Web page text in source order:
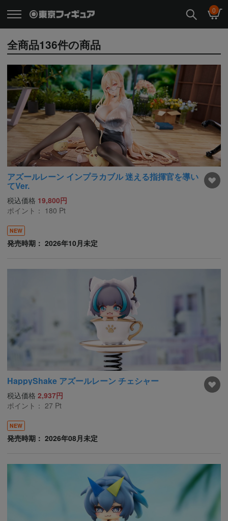
0
全商品136件の商品
アズールレーン インプラカブル 迷える指揮官を導い
てVer.
税込価格 19,800円
ポイント： 180 Pt
NEW
発売時期： 2026年10月未定
HappyShake アズールレーン チェシャー
税込価格 2,937円
ポイント： 27 Pt
NEW
発売時期： 2026年08月未定